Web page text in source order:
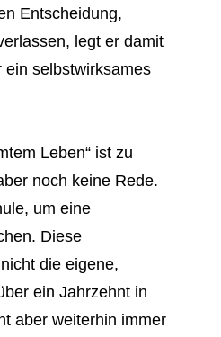
Entscheidung,
legt er damit
selbstwirksames
Leben“ ist zu
noch keine Rede.
um eine
Diese
die eigene,
ein Jahrzehnt in
aber weiterhin immer